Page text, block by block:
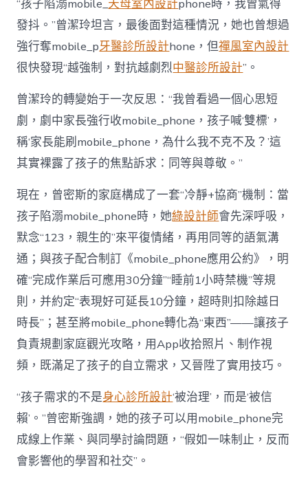
“孩子陷溺mobile_天母室內設計phone時，我曾氣得
發抖。”曾潔玲坦言，最後面對這種情況，她也曾想過
強行奪mobile_p牙醫診所設計hone，但禪風室內設計
很快發現“越強制，對抗越劇烈中醫診所設計”。
曾潔玲的轉變始于一次反思：“我曾看過一個心思短
劇，劇中家長強行收mobile_phone，孩子喊‘雙標’，
稱‘家長能刷mobile_phone，為什么我不克不及？’這
其實裸露了孩子的焦點訴求：同等與尊敬。”
現在，曾密斯的家庭構成了一套“冷靜+協商”機制：當
孩子陷溺mobile_phone時，她綠設計師會先深呼吸，
默念“123，親生的”來平復情緒，再用同等的語氣溝
通；與孩子配合制訂《mobile_phone應用公約》，明
確“完成作業后可應用30分鐘”“睡前1小時禁機”等規
則，并約定“表現好可延長10分鐘，超時則扣除越日
時長”；甚至將mobile_phone轉化為“東西”——讓孩子
負責規劃家庭觀光攻略，用App收拾照片、制作視
頻，既滿足了孩子的自立需求，又晉陞了實用技巧。
“孩子需求的不是身心診所設計‘被治理’，而是‘被信
賴’。”曾密斯強調，她的孩子可以用mobile_phone完
成線上作業、與同學討論問題，“假如一味制止，反而
會影響他的學習和社交”。